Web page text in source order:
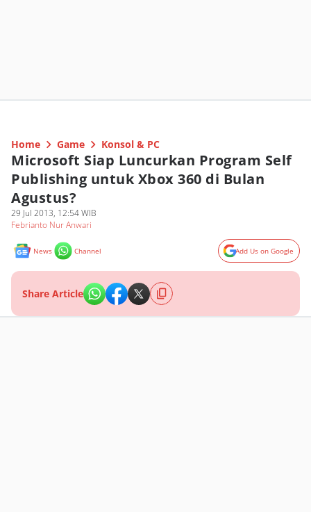
Home Game Konsol & PC
Microsoft Siap Luncurkan Program Self
Publishing untuk Xbox 360 di Bulan
Agustus?
29 Jul 2013, 12:54 WIB
Febrianto Nur Anwari
News Channel Add Us on Google
Share Article